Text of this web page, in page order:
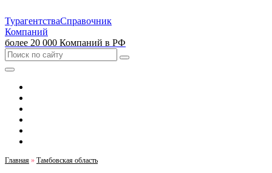
ТурагентстваСправочник
Компаний
более 20 000 Компаний в РФ
Главная » Тамбовская область